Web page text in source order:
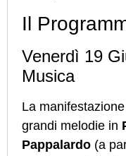
Il
Venerdì 19
Musica
La
grandi melodie in
Pappalardo (a